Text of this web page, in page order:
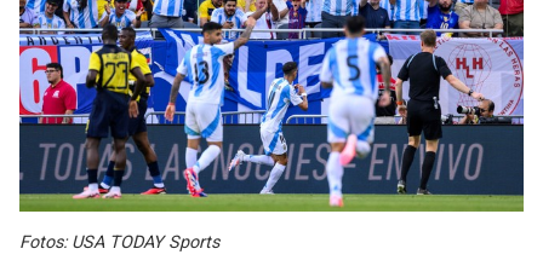
Fotos: USA TODAY Sports